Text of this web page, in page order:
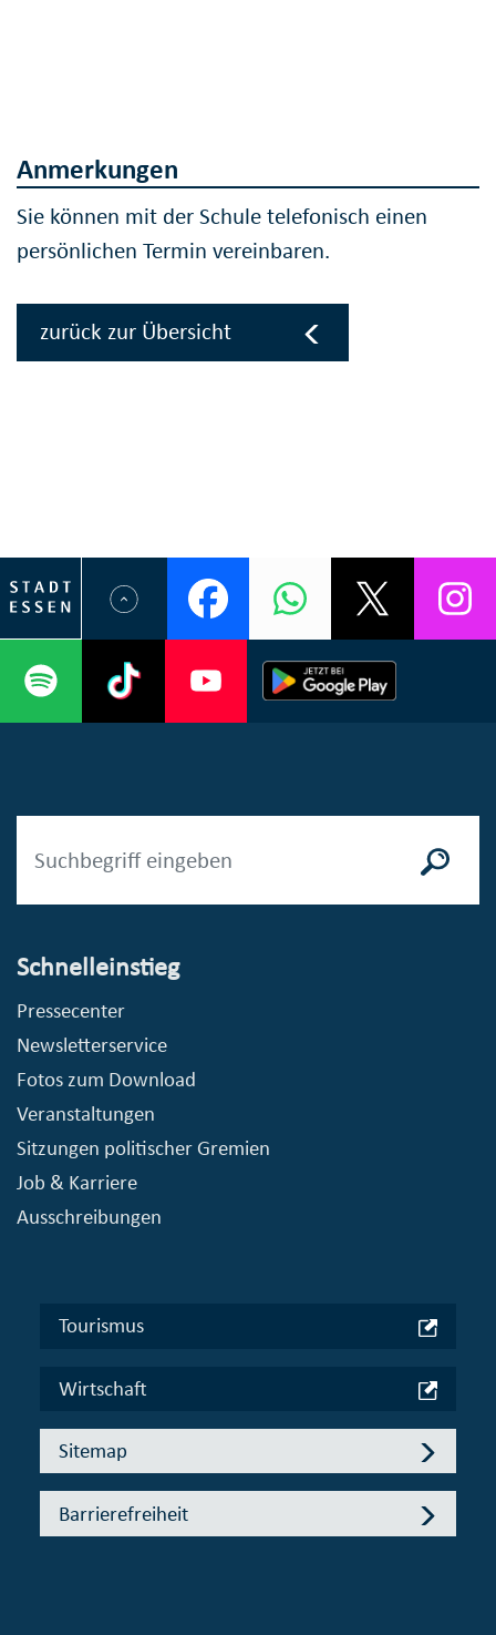
Anmerkungen
Sie können mit der Schule telefonisch einen
persönlichen Termin vereinbaren.
zurück zur Übersicht
Schnelleinstieg
Pressecenter
Newsletterservice
Fotos zum Download
Veranstaltungen
Sitzungen politischer Gremien
Job & Karriere
Ausschreibungen
Tourismus
Wirtschaft
Sitemap
Barrierefreiheit